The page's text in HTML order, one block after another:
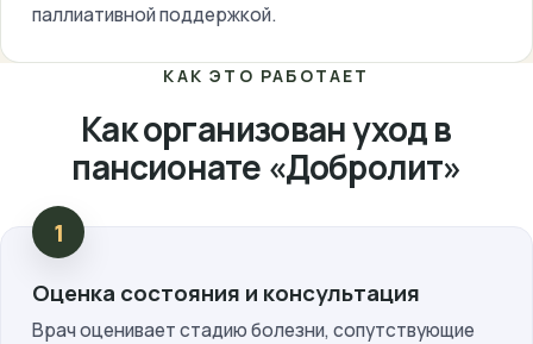
паллиативной поддержкой.
КАК ЭТО РАБОТАЕТ
Как организован уход в
пансионате «Добролит»
Оценка состояния и консультация
Врач оценивает стадию болезни, сопутствующие